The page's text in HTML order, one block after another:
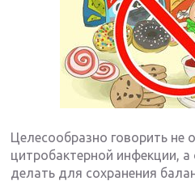
Целесообразно говорить не
цитробактерной инфекции,
делать для сохранения